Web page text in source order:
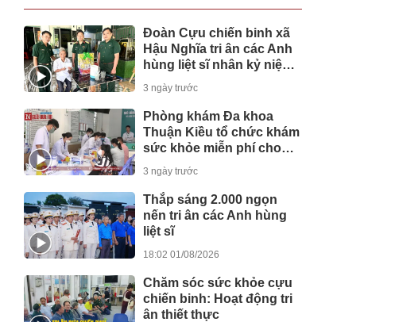
Đoàn Cựu chiến binh xã
Hậu Nghĩa tri ân các Anh
hùng liệt sĩ nhân kỷ niệm
79 năm Ngày 27/7
3 ngày trước
Phòng khám Đa khoa
Thuận Kiều tổ chức khám
sức khỏe miễn phí cho
người dân
3 ngày trước
Thắp sáng 2.000 ngọn
nến tri ân các Anh hùng
liệt sĩ
18:02 01/08/2026
Chăm sóc sức khỏe cựu
chiến binh: Hoạt động tri
ân thiết thực